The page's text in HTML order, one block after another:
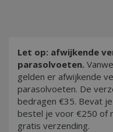
Let op: afwijkende
parasolvoeten.
gelden er afwijkende
parasolvoeten. De
bedragen €35. Bevat
bestel je voor €250 of
gratis verzending.